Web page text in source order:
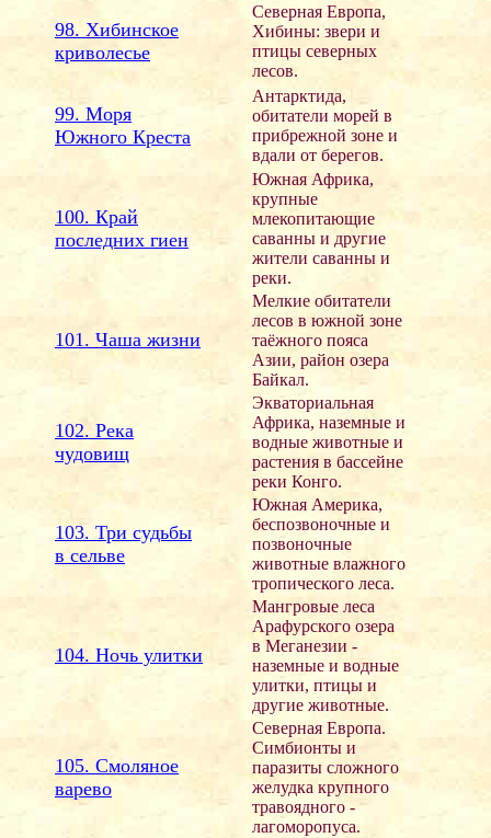
98. Хибинское
криволесье
Северная Европа,
Хибины: звери и
птицы северных
лесов.
99. Моря
Южного Креста
Антарктида,
обитатели морей в
прибрежной зоне и
вдали от берегов.
100. Край
последних гиен
Южная Африка,
крупные
млекопитающие
саванны и другие
жители саванны и
реки.
101. Чаша жизни
Мелкие обитатели
лесов в южной зоне
таёжного пояса
Азии, район озера
Байкал.
102. Река
чудовищ
Экваториальная
Африка, наземные и
водные животные и
растения в бассейне
реки Конго.
103. Три судьбы
в сельве
Южная Америка,
беспозвоночные и
позвоночные
животные влажного
тропического леса.
104. Ночь улитки
Мангровые леса
Арафурского озера
в Меганезии -
наземные и водные
улитки, птицы и
другие животные.
105. Смоляное
варево
Северная Европа.
Симбионты и
паразиты сложного
желудка крупного
травоядного -
лагоморопуса.